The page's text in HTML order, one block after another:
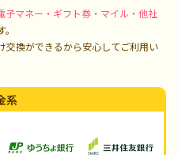
子マネー・ギフト券・マイル・他社
交換ができるから安心してご利用い
系